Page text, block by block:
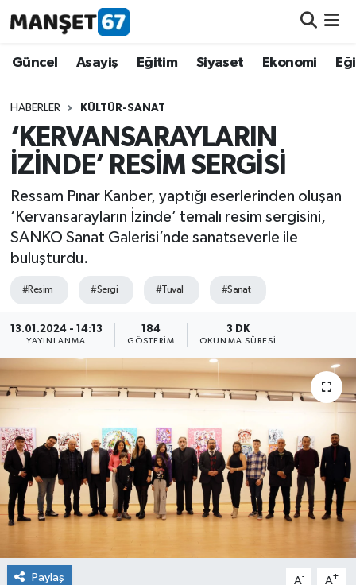
Güncel Asayiş Eğitim Siyaset Ekonomi
HABERLER KÜLTÜR-SANAT
‘KERVANSARAYLARIN
İZİNDE’ RESİM SERGİSİ
Ressam Pınar Kanber, yaptığı eserlerinden oluşan
‘Kervansarayların İzinde’ temalı resim sergisini,
SANKO Sanat Galerisi’nde sanatseverle ile
buluşturdu.
#Resim #Sergi #Tuval #Sanat
13.01.2024 - 14:13
YAYINLANMA
184
GÖSTERIM
3 DK
OKUNMA SÜRESI
Paylaş A- A+
Güncel
Asayiş
Siyaset
Eğitim
Ekonomi
Magazin
Medya
Röportaj
Teknoloji